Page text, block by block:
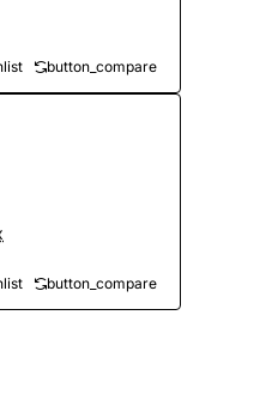
button_compare
button_compare